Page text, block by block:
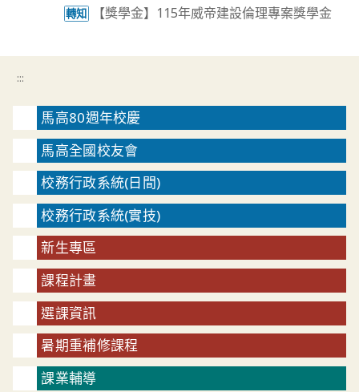
轉知 【獎學金】115年威帝建設倫理專案獎學金
:::
馬高80週年校慶
馬高全國校友會
校務行政系統(日間)
校務行政系統(實技)
新生專區
課程計畫
選課資訊
暑期重補修課程
課業輔導